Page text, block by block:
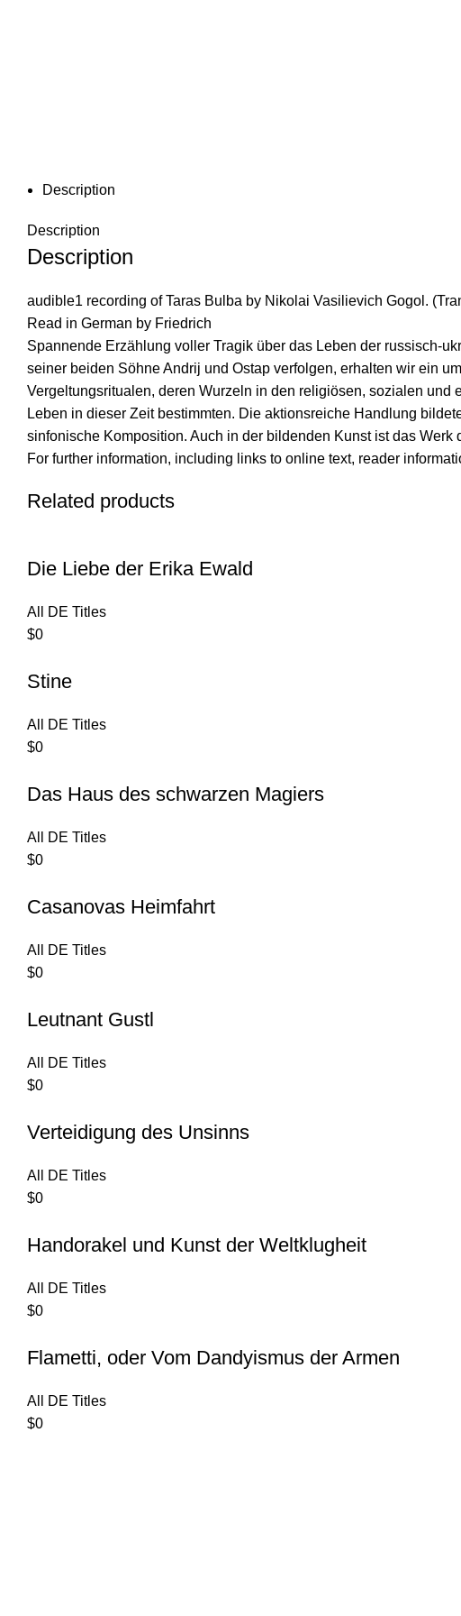
Description
Description
Description
audible1 recording of Taras Bulba by Nikolai Vasilievich Gogol.
Read in German by Friedrich
Spannende Erzählung voller Tragik über das Leben der russisch-
seiner beiden Söhne Andrij und Ostap verfolgen, erhalten wir ein
Vergeltungsritualen, deren Wurzeln in den religiösen, sozialen
Leben in dieser Zeit bestimmten. Die aktionsreiche Handlung
sinfonische Komposition. Auch in der bildenden Kunst ist das
For further information, including links to online text, reader
Related products
Die Liebe der Erika Ewald
All DE Titles
$0
Stine
All DE Titles
$0
Das Haus des schwarzen Magiers
All DE Titles
$0
Casanovas Heimfahrt
All DE Titles
$0
Leutnant Gustl
All DE Titles
$0
Verteidigung des Unsinns
All DE Titles
$0
Handorakel und Kunst der Weltklugheit
All DE Titles
$0
Flametti, oder Vom Dandyismus der Armen
All DE Titles
$0